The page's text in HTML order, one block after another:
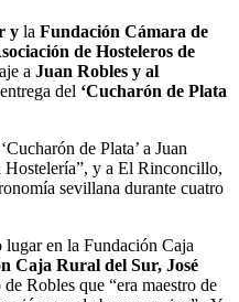
y la Fundación Cámara de
de Hosteleros de
a Juan Robles y al
del ‘Cucharón de Plata
de Plata’ a Juan
Hostelería”, y a El Rinconcillo,
sevillana durante cuatro
en la Fundación Caja
Caja Rural del Sur, José
de Robles que “era maestro de